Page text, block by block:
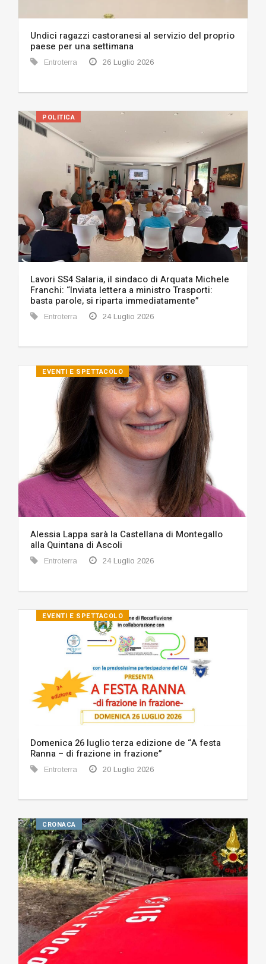
Undici ragazzi castoranesi al servizio del proprio
paese per una settimana
Entroterra 26 Luglio 2026
POLITICA
Lavori SS4 Salaria, il sindaco di Arquata Michele
Franchi: “Inviata lettera a ministro Trasporti:
basta parole, si riparta immediatamente”
Entroterra 24 Luglio 2026
EVENTI E SPETTACOLO
Alessia Lappa sarà la Castellana di Montegallo
alla Quintana di Ascoli
Entroterra 24 Luglio 2026
EVENTI E SPETTACOLO
Domenica 26 luglio terza edizione de “A festa
Ranna – di frazione in frazione”
Entroterra 20 Luglio 2026
CRONACA